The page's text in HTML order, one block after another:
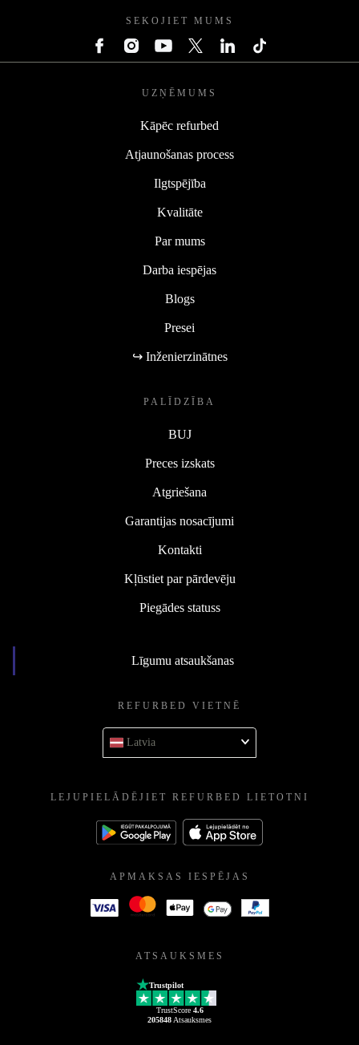
SEKOJIET MUMS
UZŅĒMUMS
Kāpēc refurbed
Atjaunošanas process
Ilgtspējība
Kvalitāte
Par mums
Darba iespējas
Blogs
Presei
↪ Inženierzinātnes
PALĪDZĪBA
BUJ
Preces izskats
Atgriešana
Garantijas nosacījumi
Kontakti
Kļūstiet par pārdevēju
Piegādes statuss
Līgumu atsaukšanas
REFURBED VIETNĒ
Latvia
LEJUPIELĀDĒJIET REFURBED LIETOTNI
APMAKSAS IESPĒJAS
ATSAUKSMES
Trustpilot
TrustScore 4.6
205848 Atsauksmes